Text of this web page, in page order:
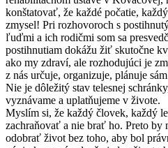
konštatovať, že každé počatie,
zmysel! Pri rozhovoroch s
ľuďmi a ich rodičmi som sa
postihnutiam dokážu žiť skutočne
ako my zdraví, ale rozhodujúci je
z nás určuje, organizuje, plánuje
Nie je dôležitý stav telesnej
vyznávame a uplatňujeme v živote.
Myslím si, že každý človek, každý
zachraňovať a nie brať ho. Preto by
odobrať život bez toho, aby bol